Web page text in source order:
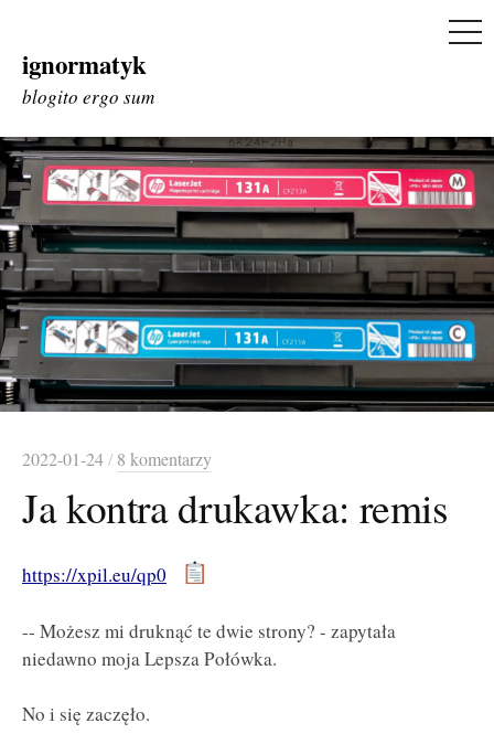
Skip
to
ignormatyk
blogito ergo sum
2022-01-24/ 8 komentarzy
Ja kontra drukawka: remis
https://xpil.eu/qp0
-- Możesz mi druknąć te dwie strony? - zapytała
niedawno moja Lepsza Połówka.
No i się zaczęło.